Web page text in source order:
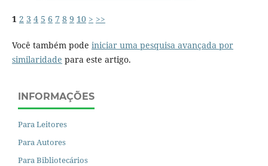
1 2 3 4 5 6 7 8 9 10 > >>
Você também pode iniciar uma pesquisa avançada por
similaridade para este artigo.
INFORMAÇÕES
Para Leitores
Para Autores
Para Bibliotecários